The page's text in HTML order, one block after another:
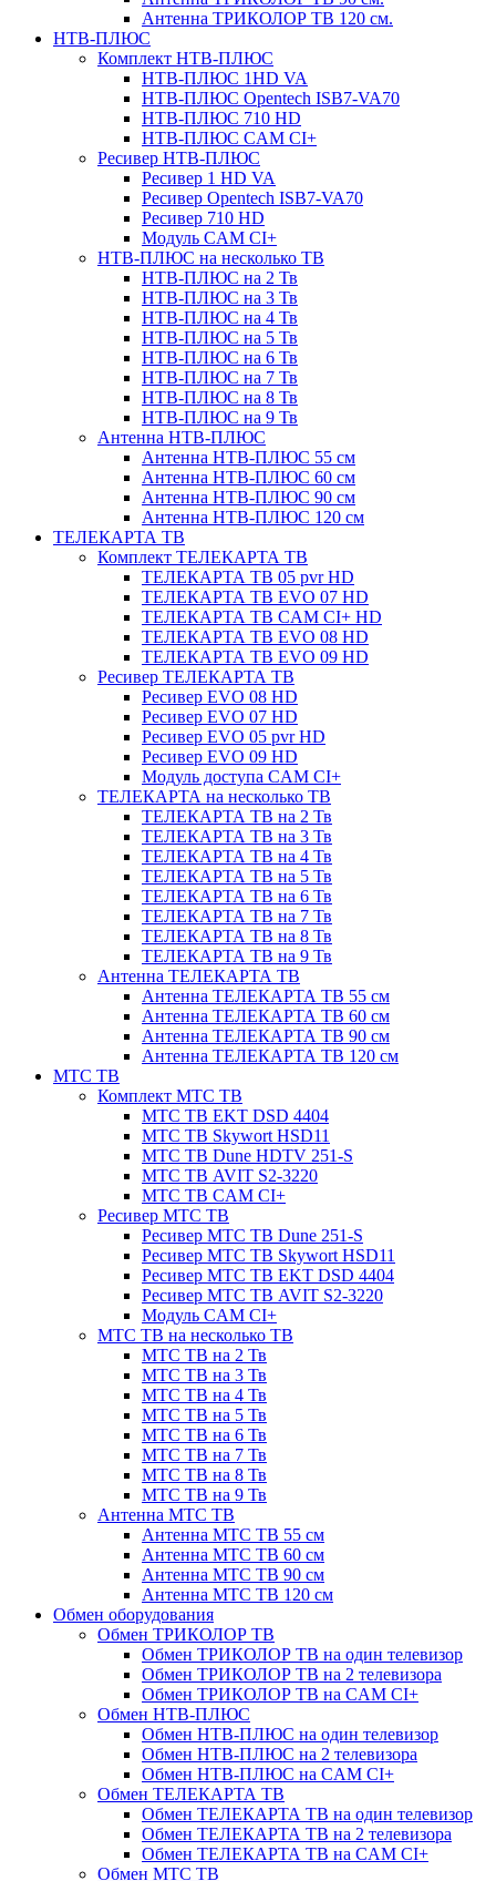
Антенна ТРИКОЛОР ТВ 120 см.
НТВ-ПЛЮС
Комплект НТВ-ПЛЮС
НТВ-ПЛЮС 1HD VA
НТВ-ПЛЮС Opentech ISB7-VA70
НТВ-ПЛЮС 710 HD
НТВ-ПЛЮС CAM CI+
Ресивер НТВ-ПЛЮС
Ресивер 1 HD VA
Ресивер Opentech ISB7-VA70
Ресивер 710 HD
Модуль CAM CI+
НТВ-ПЛЮС на несколько ТВ
НТВ-ПЛЮС на 2 Тв
НТВ-ПЛЮС на 3 Тв
НТВ-ПЛЮС на 4 Тв
НТВ-ПЛЮС на 5 Тв
НТВ-ПЛЮС на 6 Тв
НТВ-ПЛЮС на 7 Тв
НТВ-ПЛЮС на 8 Тв
НТВ-ПЛЮС на 9 Тв
Антенна НТВ-ПЛЮС
Антенна НТВ-ПЛЮС 55 см
Антенна НТВ-ПЛЮС 60 см
Антенна НТВ-ПЛЮС 90 см
Антенна НТВ-ПЛЮС 120 см
ТЕЛЕКАРТА ТВ
Комплект ТЕЛЕКАРТА ТВ
ТЕЛЕКАРТА ТВ 05 pvr HD
ТЕЛЕКАРТА ТВ EVO 07 HD
ТЕЛЕКАРТА ТВ CAM CI+ HD
ТЕЛЕКАРТА ТВ EVO 08 HD
ТЕЛЕКАРТА ТВ EVO 09 HD
Ресивер ТЕЛЕКАРТА ТВ
Ресивер EVO 08 HD
Ресивер EVO 07 HD
Ресивер EVO 05 pvr HD
Ресивер EVO 09 HD
Модуль доступа CAM CI+
ТЕЛЕКАРТА на несколько ТВ
ТЕЛЕКАРТА ТВ на 2 Тв
ТЕЛЕКАРТА ТВ на 3 Тв
ТЕЛЕКАРТА ТВ на 4 Тв
ТЕЛЕКАРТА ТВ на 5 Тв
ТЕЛЕКАРТА ТВ на 6 Тв
ТЕЛЕКАРТА ТВ на 7 Тв
ТЕЛЕКАРТА ТВ на 8 Тв
ТЕЛЕКАРТА ТВ на 9 Тв
Антенна ТЕЛЕКАРТА ТВ
Антенна ТЕЛЕКАРТА ТВ 55 см
Антенна ТЕЛЕКАРТА ТВ 60 см
Антенна ТЕЛЕКАРТА ТВ 90 см
Антенна ТЕЛЕКАРТА ТВ 120 см
МТС ТВ
Комплект МТС ТВ
МТС ТВ EKT DSD 4404
МТС ТВ Skywort HSD11
МТС ТВ Dune HDTV 251-S
МТС ТВ AVIT S2-3220
МТС ТВ CAM CI+
Ресивер МТС ТВ
Ресивер МТС ТВ Dune 251-S
Ресивер МТС ТВ Skywort HSD11
Ресивер МТС ТВ EKT DSD 4404
Ресивер МТС ТВ AVIT S2-3220
Модуль CAM CI+
МТС ТВ на несколько ТВ
МТС ТВ на 2 Тв
МТС ТВ на 3 Тв
МТС ТВ на 4 Тв
МТС ТВ на 5 Тв
МТС ТВ на 6 Тв
МТС ТВ на 7 Тв
МТС ТВ на 8 Тв
МТС ТВ на 9 Тв
Антенна МТС ТВ
Антенна МТС ТВ 55 см
Антенна МТС ТВ 60 см
Антенна МТС ТВ 90 см
Антенна МТС ТВ 120 см
Обмен оборудования
Обмен ТРИКОЛОР ТВ
Обмен ТРИКОЛОР ТВ на один телевизор
Обмен ТРИКОЛОР ТВ на 2 телевизора
Обмен ТРИКОЛОР ТВ на CAM CI+
Обмен НТВ-ПЛЮС
Обмен НТВ-ПЛЮС на один телевизор
Обмен НТВ-ПЛЮС на 2 телевизора
Обмен НТВ-ПЛЮС на CAM CI+
Обмен ТЕЛЕКАРТА ТВ
Обмен ТЕЛЕКАРТА ТВ на один телевизор
Обмен ТЕЛЕКАРТА ТВ на 2 телевизора
Обмен ТЕЛЕКАРТА ТВ на CAM CI+
Обмен МТС ТВ